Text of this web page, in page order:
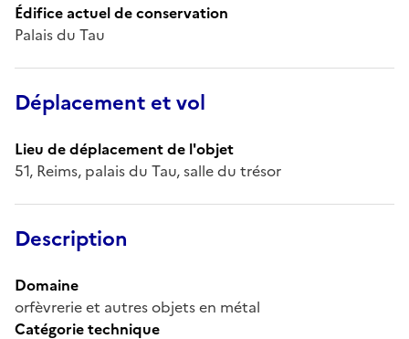
Édifice actuel de conservation
Palais du Tau
Déplacement et vol
Lieu de déplacement de l'objet
51, Reims, palais du Tau, salle du trésor
Description
Domaine
orfèvrerie et autres objets en métal
Catégorie technique